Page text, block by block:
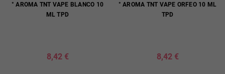
° AROMA TNT VAPE BLANCO 10
ML TPD
8,42 €
° AROMA TNT VAPE ORFEO 10 ML
TPD
8,42 €